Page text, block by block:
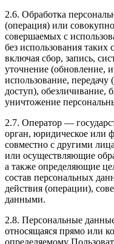
2.6. Обработка
(операция) или
совершаемых с
без использования
включая сбор, запись,
уточнение (обновление,
использование, передачу
доступ), обезличивание,
уничтожение
2.7. Оператор —
орган, юридическое или
совместно с другими
или осуществляющие
а также определяющие
состав персональных
действия (операции),
данными.
2.8. Персональные
относящаяся прямо или